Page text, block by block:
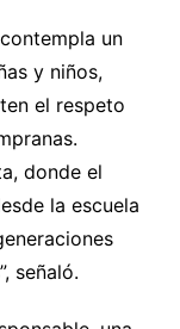
un
y niños,
el respeto
donde el
la escuela
señaló.